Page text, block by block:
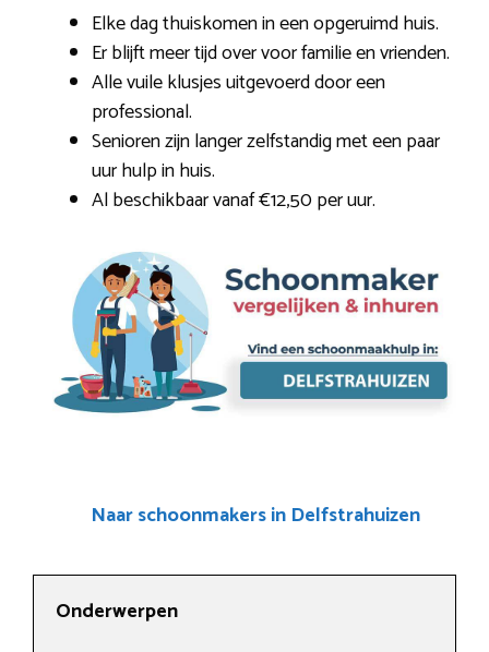
Elke dag thuiskomen in een opgeruimd huis.
Er blijft meer tijd over voor familie en vrienden.
Alle vuile klusjes uitgevoerd door een
professional.
Senioren zijn langer zelfstandig met een paar
uur hulp in huis.
Al beschikbaar vanaf €12,50 per uur.
Naar schoonmakers in Delfstrahuizen
Onderwerpen